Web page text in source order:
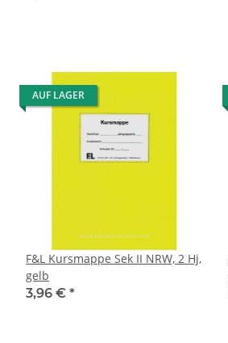
AUF LAGER
F&L Kursmappe Sek II NRW, 2 Hj,
gelb
3,96 € *